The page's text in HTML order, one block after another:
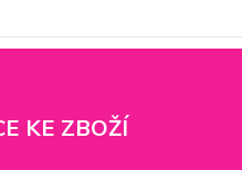
KE ZBOŽÍ